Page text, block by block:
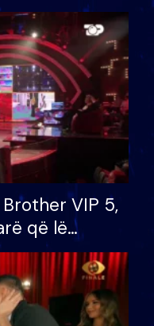
VIP 5,
që lë
për